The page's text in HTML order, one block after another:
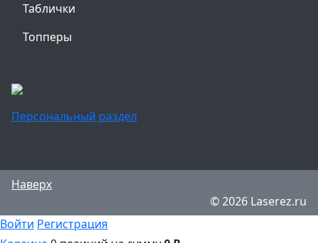
Таблички
Топперы
Персональный раздел
Наверх
© 2026 Laserez.ru
Войти Регистрация